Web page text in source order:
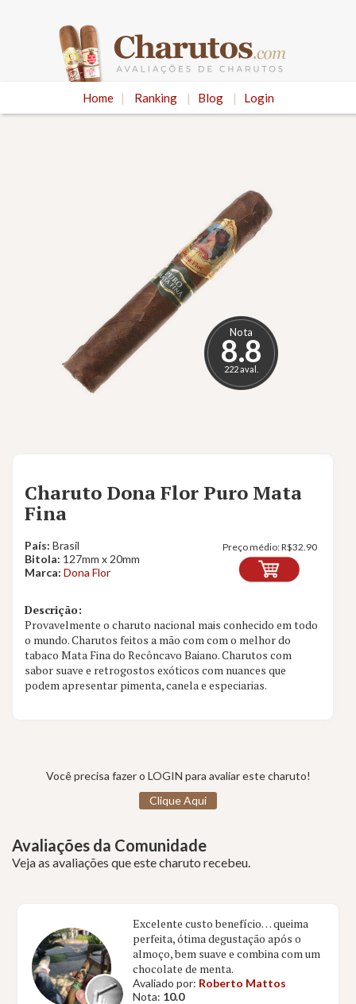
Home | Ranking | Blog | Login
Nota
8.8
222 aval.
Charuto Dona Flor Puro Mata
Fina
País: Brasil
Bitola: 127mm x 20mm
Marca: Dona Flor
Preço médio:R$32.90
Descrição:
Provavelmente o charuto nacional mais conhecido em todo
o mundo. Charutos feitos a mão com com o melhor do
tabaco Mata Fina do Recôncavo Baiano. Charutos com
sabor suave e retrogostos exóticos com nuances que
podem apresentar pimenta, canela e especiarias.
Você precisa fazer o LOGIN para avaliar este charuto!
Clique Aqui
Avaliações da Comunidade
Veja as avaliações que este charuto recebeu.
Excelente custo benefício… queima
perfeita, ótima degustação após o
almoço, bem suave e combina com um
chocolate de menta.
Avaliado por: Roberto Mattos
Nota: 10.0